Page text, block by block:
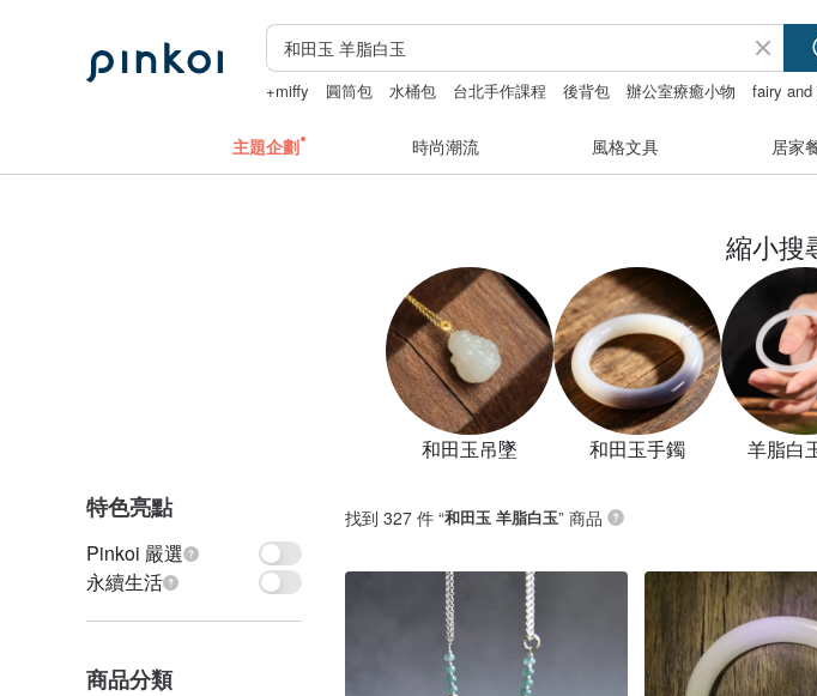
+miffy 圓筒包 水桶包 台北手作課程 後背包 辦公室療癒小物
fairy and
主題企劃 時尚潮流 風格文具 居家
縮小搜
和田玉吊墜 和田玉手鐲 羊脂白
特色亮點
Pinkoi 嚴選
永續生活
商品分類
找到 327 件 “和田玉 羊脂白玉” 商品